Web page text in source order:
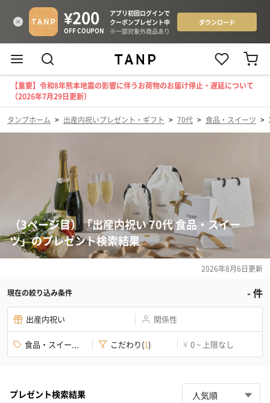
【重要】令和8年熊本地震の影響に伴うお荷物のお届け停止・遅延について
（2026年7月29日更新）
タンプホーム > 出産内祝いプレゼント・ギフト > 70代 > 食品・スイーツ >
（3ページ目）「出産内祝い 70代 食品・スイー
ツ」のプレゼント検索結果
2026年8月6日更新
現在の絞り込み条件 -件
出産内祝い 関係性
食品・スイー... こだわり(1) ¥ 0 ~ 上限なし
プレゼント検索結果